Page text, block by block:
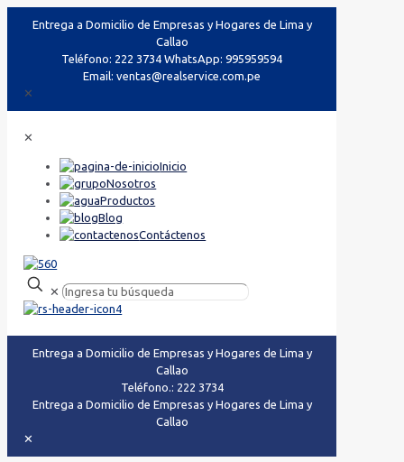
Entrega a Domicilio de Empresas y Hogares de Lima y
Callao
Teléfono: 222 3734 WhatsApp: 995959594
Email: ventas@realservice.com.pe
✕
✕
Inicio
Nosotros
Productos
Blog
Contáctenos
✕
Entrega a Domicilio de Empresas y Hogares de Lima y
Callao
Teléfono.: 222 3734
Entrega a Domicilio de Empresas y Hogares de Lima y
Callao
✕